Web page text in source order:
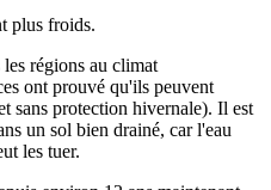
régions au climat
ont prouvé qu'ils peuvent
sans protection hivernale). Il est
un sol bien drainé, car l'eau
les tuer.